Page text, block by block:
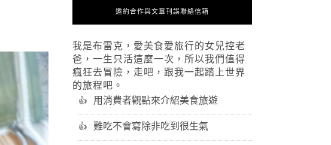
邀約合作與文章刊誤聯絡信箱
我是布雷克，愛美食愛旅行的女兒控老
爸，一生只活這麼一次，所以我們值得
瘋狂去冒險，走吧，跟我一起踏上世界
的旅程吧。
用消費者觀點來介紹美食旅遊
難吃不會寫除非吃到很生氣